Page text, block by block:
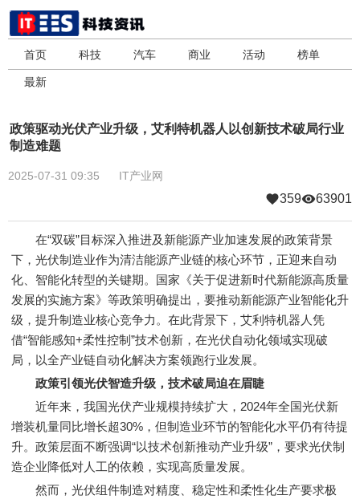
首页 科技 汽车 商业 活动 榜单
最新
政策驱动光伏产业升级，艾利特机器人以创新技术破局行业
制造难题
2025-07-31 09:35 IT产业网
359 63901
在“双碳”目标深入推进及新能源产业加速发展的政策背景
下，光伏制造业作为清洁能源产业链的核心环节，正迎来自动
化、智能化转型的关键期。国家《关于促进新时代新能源高质量
发展的实施方案》等政策明确提出，要推动新能源产业智能化升
级，提升制造业核心竞争力。在此背景下，艾利特机器人凭
借“智能感知+柔性控制”技术创新，在光伏自动化领域实现破
局，以全产业链自动化解决方案领跑行业发展。
政策引领光伏智造升级，技术破局迫在眉睫
近年来，我国光伏产业规模持续扩大，2024年全国光伏新
增装机量同比增长超30%，但制造业环节的智能化水平仍有待提
升。政策层面不断强调“以技术创新推动产业升级”，要求光伏制
造企业降低对人工的依赖，实现高质量发展。
然而，光伏组件制造对精度、稳定性和柔性化生产要求极